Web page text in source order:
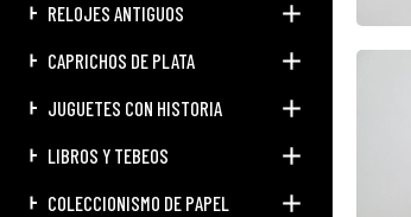
RELOJES ANTIGUOS
CAPRICHOS DE PLATA
JUGUETES CON HISTORIA
LIBROS Y TEBEOS
COLECCIONISMO DE PAPEL